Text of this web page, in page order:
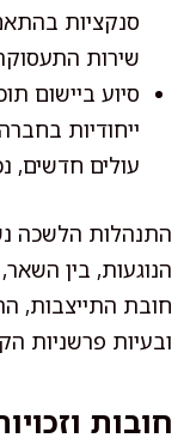
סנקציות
שירות
סיוע ביישום
ייחודיות
עולים חדשים,
התנהלות הלשכה
הנוגעות, בין
חובת התייצבות,
ובעיות פרשניות
חובות